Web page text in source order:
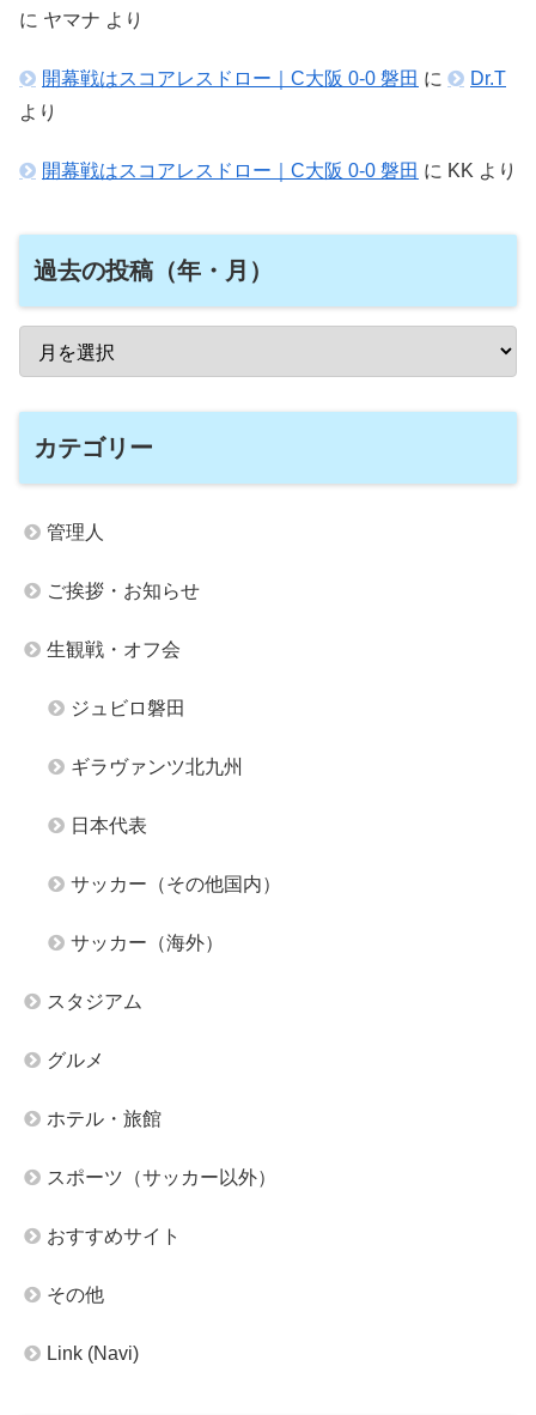
に ヤマナ より
開幕戦はスコアレスドロー｜C大阪 0-0 磐田 に
Dr.T
より
開幕戦はスコアレスドロー｜C大阪 0-0 磐田 に KK より
過去の投稿（年・月）
カテゴリー
管理人
ご挨拶・お知らせ
生観戦・オフ会
ジュビロ磐田
ギラヴァンツ北九州
日本代表
サッカー（その他国内）
サッカー（海外）
スタジアム
グルメ
ホテル・旅館
スポーツ（サッカー以外）
おすすめサイト
その他
Link (Navi)